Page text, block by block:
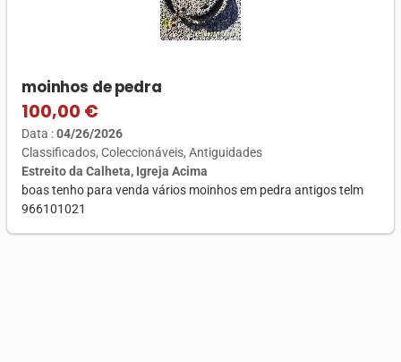
moinhos de pedra
100,00 €
Data :04/26/2026
Classificados Coleccionáveis Antiguidades
Estreito da Calheta, Igreja Acima
boas tenho para venda vários moinhos em pedra antigos telm
966101021